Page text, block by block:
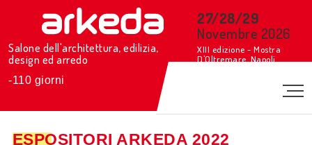
Salone dell'architettura, edilizia,
design ed arredo
27/28/29
Novembre 2026
XIII edizione - Mostra
D'Oltremare, Napoli
-110 giorni
ESPOSITORI ARKEDA 2022